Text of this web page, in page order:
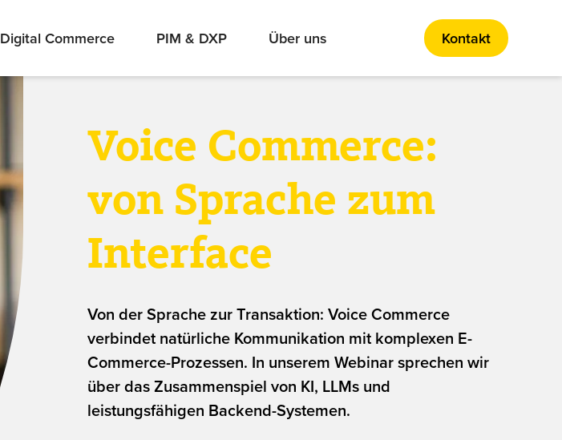
Digital Commerce PIM & DXP Über uns Kontakt
Voice Commerce:
von Sprache zum
Interface
Von der Sprache zur Transaktion: Voice Commerce
verbindet natürliche Kommunikation mit komplexen E-
Commerce-Prozessen. In unserem Webinar sprechen wir
über das Zusammenspiel von KI, LLMs und
leistungsfähigen Backend-Systemen.